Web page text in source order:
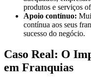
produtos e serviços
Apoio contínuo:
contínua aos seus
sucesso do negócio.
Caso Real: O
em Franquias